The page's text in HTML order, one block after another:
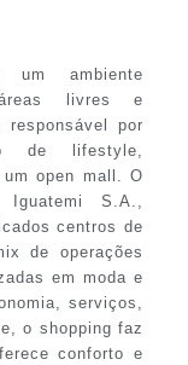
um ambiente
livres e
por
de lifestyle,
open mall. O
Iguatemi S.A.,
centros de
de operações
em moda e
serviços,
o shopping faz
conforto e